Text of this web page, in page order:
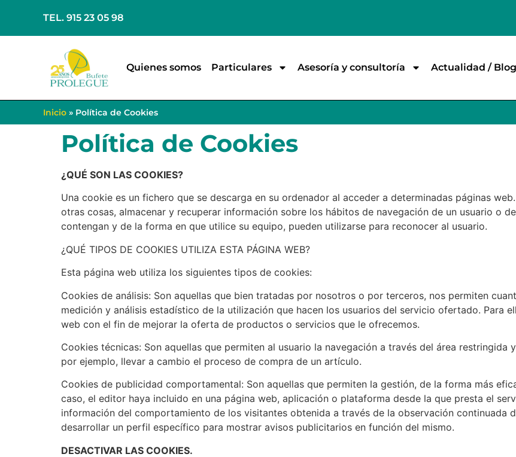
TEL. 915 23 05 98
Quienes somos Particulares Asesoría y consultoría Actualidad / Blog
Inicio » Política de Cookies
Política de Cookies
¿QUÉ SON LAS COOKIES?
Una cookie es un fichero que se descarga en su ordenador al acceder a determinadas páginas
otras cosas, almacenar y recuperar información sobre los hábitos de navegación de un usuario o
contengan y de la forma en que utilice su equipo, pueden utilizarse para reconocer al usuario.
¿QUÉ TIPOS DE COOKIES UTILIZA ESTA PÁGINA WEB?
Esta página web utiliza los siguientes tipos de cookies:
Cookies de análisis: Son aquellas que bien tratadas por nosotros o por terceros, nos permiten
medición y análisis estadístico de la utilización que hacen los usuarios del servicio ofertado. Para
web con el fin de mejorar la oferta de productos o servicios que le ofrecemos.
Cookies técnicas: Son aquellas que permiten al usuario la navegación a través del área
por ejemplo, llevar a cambio el proceso de compra de un artículo.
Cookies de publicidad comportamental: Son aquellas que permiten la gestión, de la forma más
caso, el editor haya incluido en una página web, aplicación o plataforma desde la que presta el
información del comportamiento de los visitantes obtenida a través de la observación continuada
desarrollar un perfil específico para mostrar avisos publicitarios en función del mismo.
DESACTIVAR LAS COOKIES.